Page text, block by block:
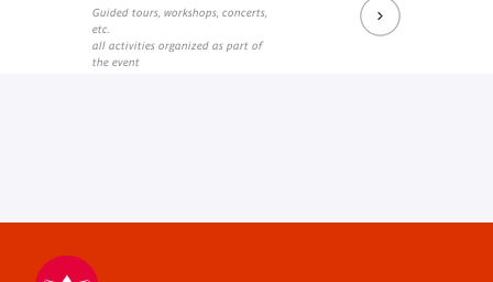
Guided tours, workshops, concerts,
etc.
all activities organized as part of
the event